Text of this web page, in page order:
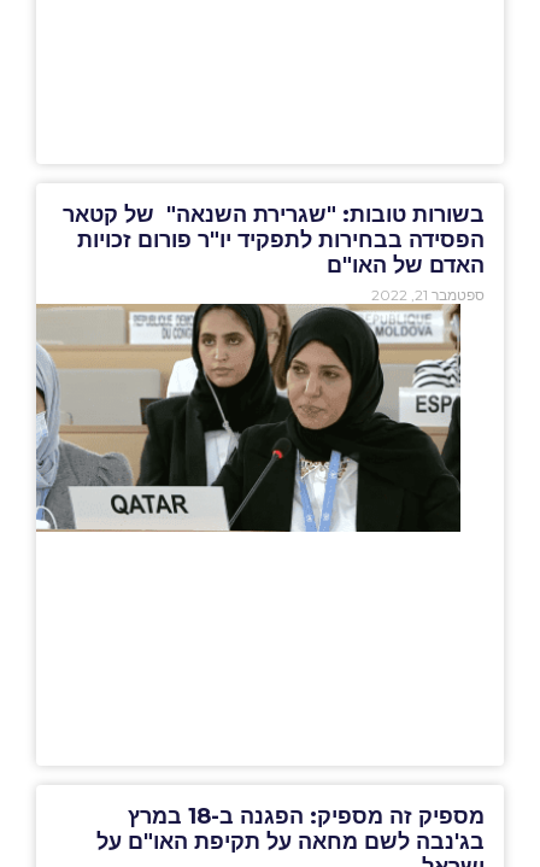
בשורות טובות: "שגרירת השנאה" של קטאר
הפסידה בבחירות לתפקיד יו"ר פורום זכויות
האדם של האו"ם
ספטמבר 21, 2022
מספיק זה מספיק: הפגנה ב-18 במרץ
בג'נבה לשם מחאה על תקיפת האו"ם על